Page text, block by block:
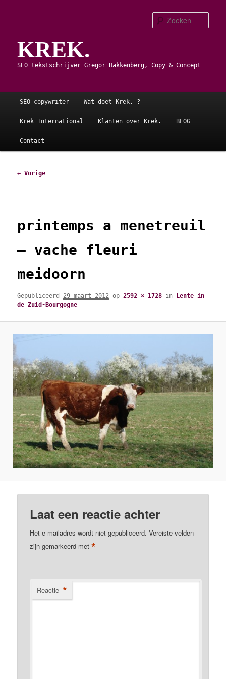
primaire
inhoudKREK.
SEO tekstschrijver Gregor Hakkenberg, Copy & Concept
Hoofdmenu
SEO copywriter Wat doet Krek. ?
Krek International Klanten over Krek. BLOG
Contact
Afbeeldingsnavigatie
← Vorige
printemps a menetreuil
– vache fleuri
meidoorn
Gepubliceerd 29 maart 2012 op2592 × 1728 in Lente in
de Zuid-Bourgogne
Laat een reactie achter
Het e-mailadres wordt niet gepubliceerd. Vereiste velden
zijn gemarkeerd met*
Reactie *